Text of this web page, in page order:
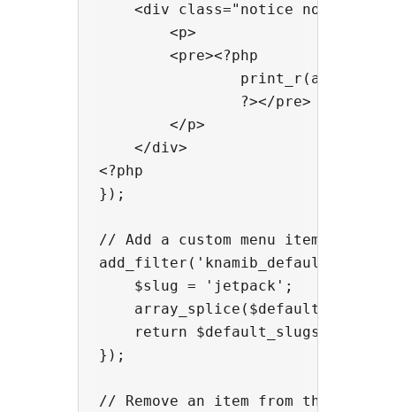
<div class="notice notice-
        <p>
        <pre><?php
                ?></pre>
        </p>
    </div>
<?php
});
// Add a custom menu item to
    $slug = 'jetpack';
array_splice($default_slugs,
    return $default_slugs;
});
// Remove an item from the